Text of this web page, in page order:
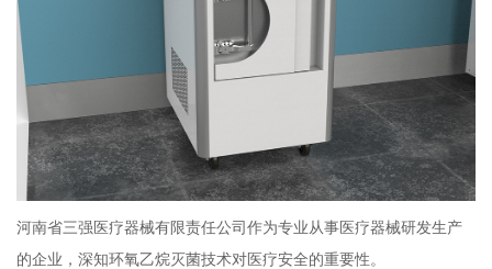
河南省三强医疗器械有限责任公司作为专业从事医疗器械研发生产
的企业，深知环氧乙烷灭菌技术对医疗安全的重要性。